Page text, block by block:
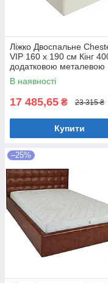
Ліжко Двоспальне
VIP 160 х 190 см Кінг
додатковою металевою
цільнозварною рамою C1
Білий
В наявності
17 485,65 ₴ 23 315 ₴
Купити
–25%